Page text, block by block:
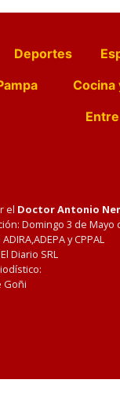
Deportes
Cocina
el Doctor Antonio
Domingo 3 de Mayo
y CPPAL
Diario SRL
Goñi